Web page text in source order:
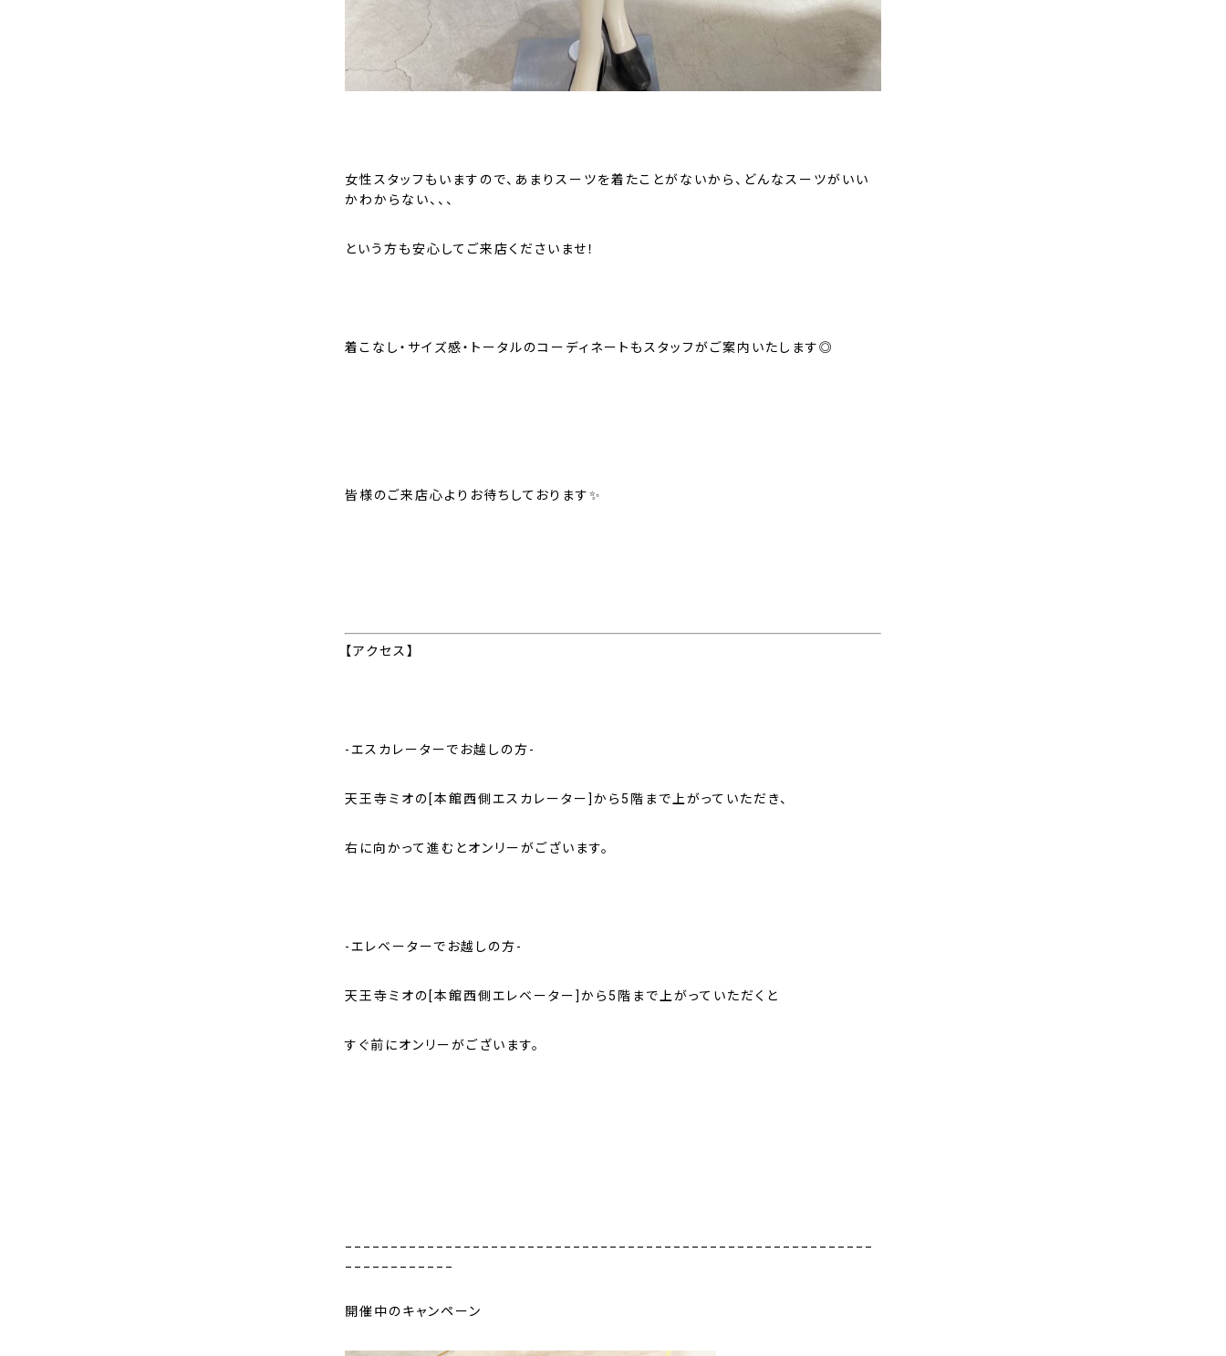
女性スタッフもいますので、あまりスーツを着たことがないから、どんなスーツがいい
かわからない、、、
という方も安心してご来店くださいませ！
着こなし・サイズ感・トータルのコーディネートもスタッフがご案内いたします◎
皆様のご来店心よりお待ちしております✨
【アクセス】
-エスカレーターでお越しの方-
天王寺ミオの[本館西側エスカレーター]から5階まで上がっていただき、
右に向かって進むとオンリーがございます。
-エレベーターでお越しの方-
天王寺ミオの[本館西側エレベーター]から5階まで上がっていただくと
すぐ前にオンリーがございます。
開催中のキャンペーン